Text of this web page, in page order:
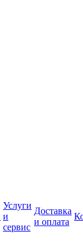
Услуги